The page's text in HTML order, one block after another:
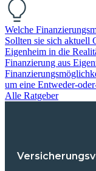
Welche
Sollten sie sich aktuell
Eigenheim in die
Finanzierung aus
um eine Entweder-
Alle Ratgeber